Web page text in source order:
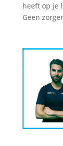
heeft op je
Geen